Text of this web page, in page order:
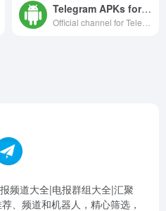
Telegram APKs for Android
频道大全|电报群组大全|汇聚
、频道和机器人，精心筛选，